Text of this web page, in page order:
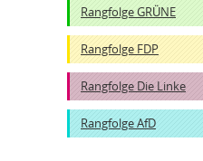
Rangfolge GRÜNE
Rangfolge FDP
Rangfolge Die Linke
Rangfolge AfD